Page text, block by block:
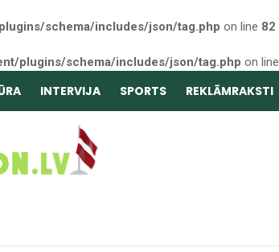
schema/includes/json/tag.php on line 82
plugins/schema/includes/json/tag.php on line
INTERVIJA SPORTS REKLĀMRAKSTI